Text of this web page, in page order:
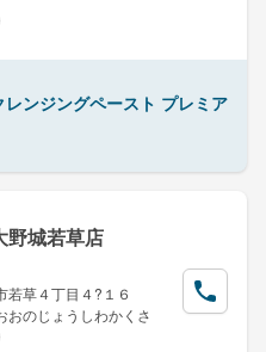
ンジングペースト プレミア
城若草店
若草４丁目４?１６
おのじょうしわかくさ